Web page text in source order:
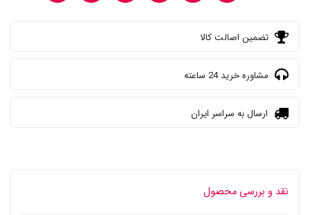
تضمین اصالت کالا
مشاوره خرید 24 ساعته
ارسال به سراسر ایران
نقد و بررسی محصول